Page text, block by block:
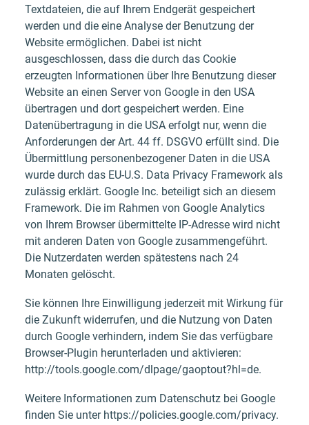
Textdateien, die auf Ihrem Endgerät gespeichert
werden und die eine Analyse der Benutzung der
Website ermöglichen. Dabei ist nicht
ausgeschlossen, dass die durch das Cookie
erzeugten Informationen über Ihre Benutzung dieser
Website an einen Server von Google in den USA
übertragen und dort gespeichert werden. Eine
Datenübertragung in die USA erfolgt nur, wenn die
Anforderungen der Art. 44 ff. DSGVO erfüllt sind. Die
Übermittlung personenbezogener Daten in die USA
wurde durch das EU-U.S. Data Privacy Framework als
zulässig erklärt. Google Inc. beteiligt sich an diesem
Framework. Die im Rahmen von Google Analytics
von Ihrem Browser übermittelte IP-Adresse wird nicht
mit anderen Daten von Google zusammengeführt.
Die Nutzerdaten werden spätestens nach 24
Monaten gelöscht.
Sie können Ihre Einwilligung jederzeit mit Wirkung für
die Zukunft widerrufen, und die Nutzung von Daten
durch Google verhindern, indem Sie das verfügbare
Browser-Plugin herunterladen und aktivieren:
http://tools.google.com/dlpage/gaoptout?hl=de.
Weitere Informationen zum Datenschutz bei Google
finden Sie unter https://policies.google.com/privacy.